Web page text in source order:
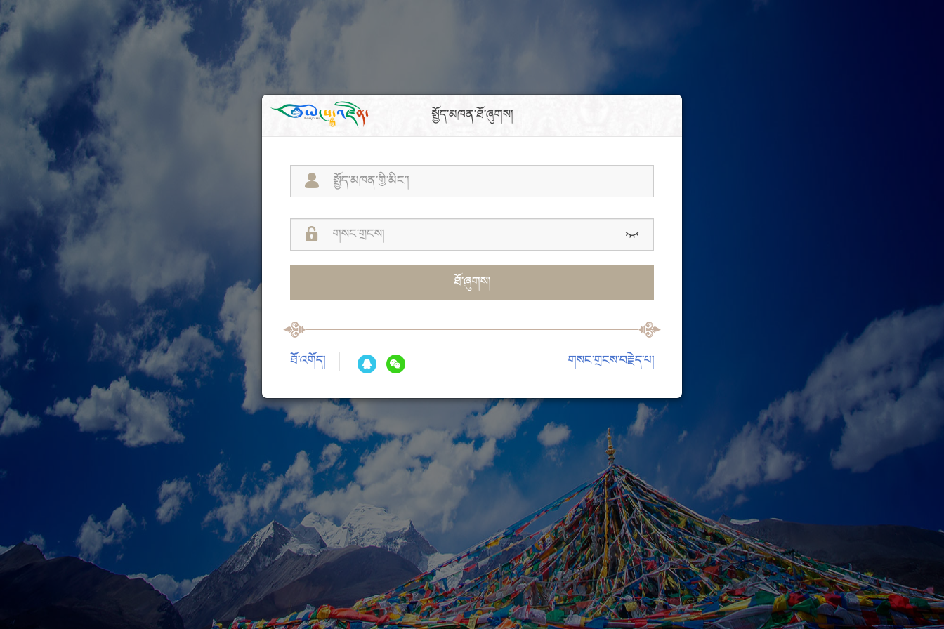
སྤྱོད་མཁན་ཐོ་ཞུགས།
ཐོ་ཞུགས།
ཐོ་འགོད། གསང་གྲངས་བརྗེད་པ།